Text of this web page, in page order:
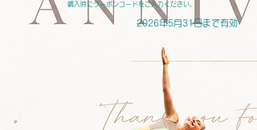
2026年5月31日まで有効​
​購入時にクーポンコードをご入力ください。